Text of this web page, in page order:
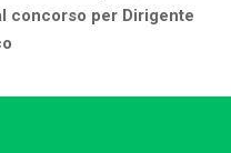
concorso per Dirigente